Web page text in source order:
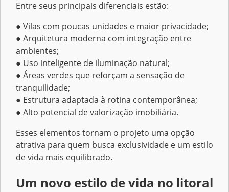
Entre seus principais diferenciais estão:
● Vilas com poucas unidades e maior privacidade;
● Arquitetura moderna com integração entre
ambientes;
● Uso inteligente de iluminação natural;
● Áreas verdes que reforçam a sensação de
tranquilidade;
● Estrutura adaptada à rotina contemporânea;
● Alto potencial de valorização imobiliária.
Esses elementos tornam o projeto uma opção
atrativa para quem busca exclusividade e um estilo
de vida mais equilibrado.
Um novo estilo de vida no litoral